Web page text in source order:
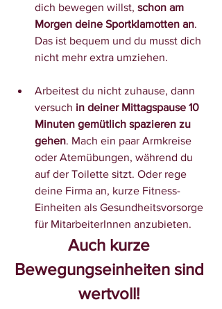
dich bewegen willst, schon am
Morgen deine Sportklamotten an.
Das ist bequem und du musst dich
nicht mehr extra umziehen.
Arbeitest du nicht zuhause, dann
versuch in deiner Mittagspause 10
Minuten gemütlich spazieren zu
gehen. Mach ein paar Armkreise
oder Atemübungen, während du
auf der Toilette sitzt. Oder rege
deine Firma an, kurze Fitness-
Einheiten als Gesundheitsvorsorge
für MitarbeiterInnen anzubieten.
Auch kurze
Bewegungseinheiten sind
wertvoll!